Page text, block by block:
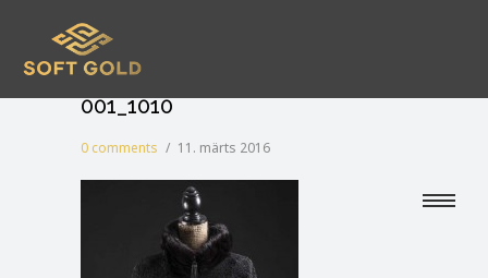
001_1010
0 comments / 11. märts 2016